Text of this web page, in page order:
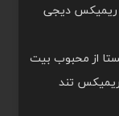
ریمیکس دیجی
از محبوب بیت
تند